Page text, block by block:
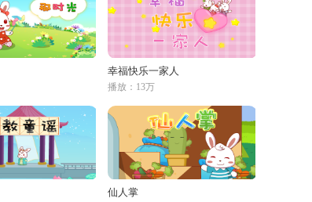
幸福快乐一家人
播放：13万
仙人掌